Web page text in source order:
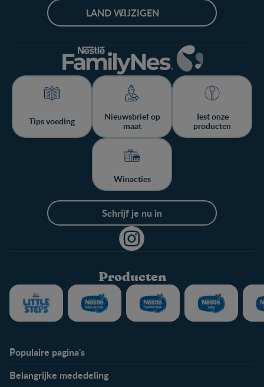
LAND WIJZIGEN
Tips voeding
Nieuwsbrief op
maat
Test onze
producten
Winacties
Schrijf je nu in
Producten
Populaire pagina's
Veelgestelde vragen
Belangrijke mededeling